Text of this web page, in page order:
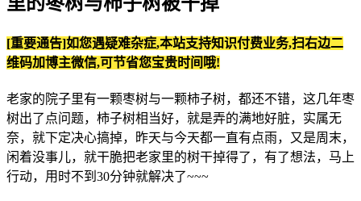
[重要通告]如您遇疑难杂症,本站支持知识付费业务,扫右边二
维码加博主微信,可节省您宝贵时间哦!
老家的院子里有一颗枣树与一颗柿子树，都还不错，这几年枣
树出了点问题，柿子树相当好，就是弄的满地好脏，实属无
奈，就下定决心搞掉，昨天与今天都一直有点雨，又是周末，
闲着没事儿，就干脆把老家里的树干掉得了，有了想法，马上
行动，用时不到30分钟就解决了~~~